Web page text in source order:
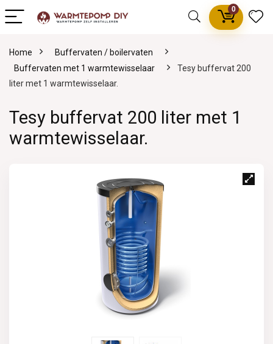
0
Home
Buffervaten / boilervaten
Buffervaten met 1 warmtewisselaar
Tesy buffervat 200
liter met 1 warmtewisselaar.
Tesy buffervat 200 liter met 1
warmtewisselaar.